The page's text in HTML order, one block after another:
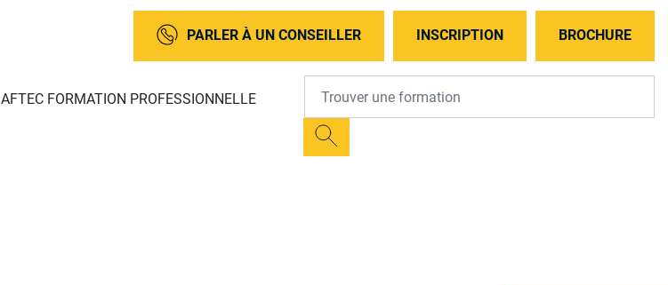
PARLER À UN CONSEILLER INSCRIPTION BROCHURE
AFTEC FORMATION PROFESSIONNELLE